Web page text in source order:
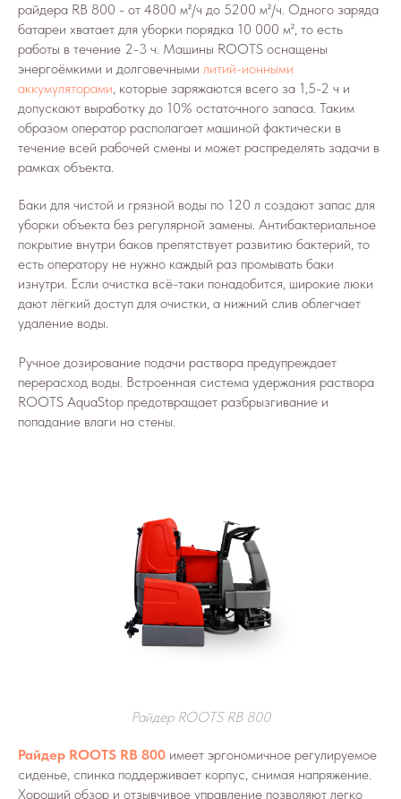
райдера RB 800 - от 4800 м²/ч до 5200 м²/ч. Одного заряда
батареи хватает для уборки порядка 10 000 м², то есть
работы в течение 2-3 ч. Машины ROOTS оснащены
энергоёмкими и долговечными литий-ионными
аккумуляторами, которые заряжаются всего за 1,5-2 ч и
допускают выработку до 10% остаточного запаса. Таким
образом оператор располагает машиной фактически в
течение всей рабочей смены и может распределять задачи в
рамках объекта.
Баки для чистой и грязной воды по 120 л создают запас для
уборки объекта без регулярной замены. Антибактериальное
покрытие внутри баков препятствует развитию бактерий, то
есть оператору не нужно каждый раз промывать баки
изнутри. Если очистка всё-таки понадобится, широкие люки
дают лёгкий доступ для очистки, а нижний слив облегчает
удаление воды.
Ручное дозирование подачи раствора предупреждает
перерасход воды. Встроенная система удержания раствора
ROOTS AquaStop предотвращает разбрызгивание и
попадание влаги на стены.
Райдер ROOTS RB 800
Райдер ROOTS RB 800 имеет эргономичное регулируемое
сиденье, спинка поддерживает корпус, снимая напряжение.
Хороший обзор и отзывчивое управление позволяют легко